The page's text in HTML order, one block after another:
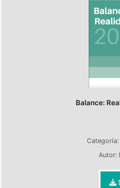
Balance:
Categoría:
Autor: